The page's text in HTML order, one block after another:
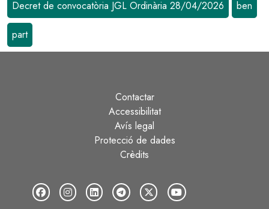
Decret de convocatòria JGL Ordinària 28/04/2026 ben
part
Contactar
Accessibilitat
Avís legal
Protecció de dades
Crèdits